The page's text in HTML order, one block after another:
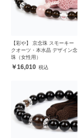
【彩や】 京念珠 スモーキー
クオーツ・本水晶 デザイン念
珠（女性用）
16,010